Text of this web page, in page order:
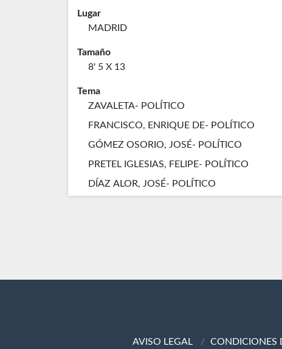
Lugar
MADRID
Tamaño
8' 5 X 13
Tema
ZAVALETA- POLÍTICO
FRANCISCO, ENRIQUE DE- POLÍTICO
GÓMEZ OSORIO, JOSÉ- POLÍTICO
PRETEL IGLESIAS, FELIPE- POLÍTICO
DÍAZ ALOR, JOSÉ- POLÍTICO
AVISO LEGAL CONDICIONES